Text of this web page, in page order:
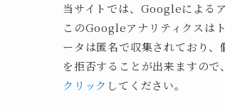
当サイトでは、Googleによる
このGoogleアナリティクスは
ータは匿名で収集されており
を拒否することが出来ますの
クリック してください。